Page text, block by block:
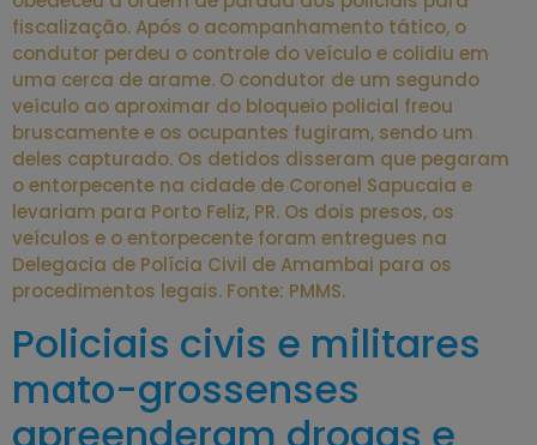
fiscalização. Após o acompanhamento tático, o
condutor perdeu o controle do veículo e colidiu em
uma cerca de arame. O condutor de um segundo
veículo ao aproximar do bloqueio policial freou
bruscamente e os ocupantes fugiram, sendo um
deles capturado. Os detidos disseram que pegaram
o entorpecente na cidade de Coronel Sapucaia e
levariam para Porto Feliz, PR. Os dois presos, os
veículos e o entorpecente foram entregues na
Delegacia de Polícia Civil de Amambai para os
procedimentos legais. Fonte: PMMS.
Policiais civis e militares
mato-grossenses